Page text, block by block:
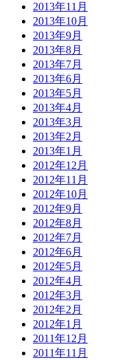
2013年11月
2013年10月
2013年9月
2013年8月
2013年7月
2013年6月
2013年5月
2013年4月
2013年3月
2013年2月
2013年1月
2012年12月
2012年11月
2012年10月
2012年9月
2012年8月
2012年7月
2012年6月
2012年5月
2012年4月
2012年3月
2012年2月
2012年1月
2011年12月
2011年11月